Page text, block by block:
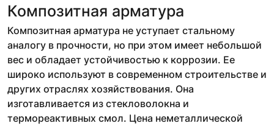
Композитная арматура
Композитная арматура не уступает стальному
аналогу в прочности, но при этом имеет небольшой
вес и обладает устойчивостью к коррозии. Ее
широко используют в современном строительстве и
других отраслях хозяйствования. Она
изготавливается из стекловолокна и
термореактивных смол. Цена неметаллической